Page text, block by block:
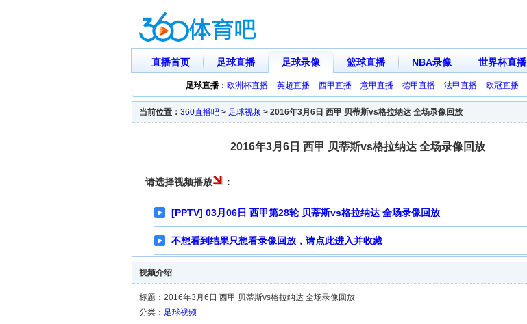
直播首页 足球直播 足球录像 篮球直播 NBA录像 世界杯直播
足球直播 ： 欧洲杯直播 英超直播 西甲直播 意甲直播 德甲直播 法甲直播 欧冠直播
当前位置： 360直播吧 > 足球视频 > 2016年3月6日 西甲 贝蒂斯vs格拉纳达 全场录像回放
2016年3月6日 西甲 贝蒂斯vs格拉纳达 全场录像回放
请选择视频播放 ：
[PPTV] 03月06日 西甲第28轮 贝蒂斯vs格拉纳达 全场录像回放
不想看到结果只想看录像回放，请点此进入并收藏
视频介绍
标题：2016年3月6日 西甲 贝蒂斯vs格拉纳达 全场录像回放
分类： 足球视频